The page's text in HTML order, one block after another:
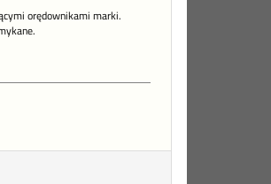
orędownikami marki.